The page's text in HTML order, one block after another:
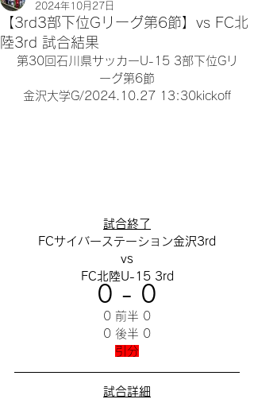
【3rd3部下位Gリーグ第6節】vs FC北
陸3rd 試合結果
2024年10月27日
第30回石川県サッカーU-15 3部下位Gリ
ーグ第6節
金沢大学G/2024.10.27 13:30kickoff
試合終了
FCサイバーステーション金沢3rd
vs
FC北陸U-15 3rd
0 - 0
0 前半 0
0 後半 0
引分
試合詳細